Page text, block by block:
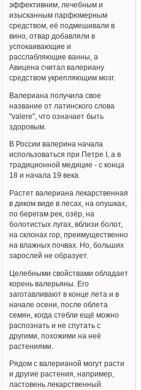
эффективним, лечебным и
изысканным парфюмерным
средством, её подмешивали в
вино, отвар добавляли в
успокаивающие и
расслабляющие ванны, а
Авицена считал валериану
средством укрепляющим мозг.
Валериана получила свое
название от латинского слова
"valere", что означает быть
здоровым.
В России валерина начала
использоваться при Петре I, а в
традиционной медицие - с конца
18 и начала 19 века.
Растет валериана лекарственная
в диком виде в лесах, на опушках,
по берегам рек, озёр, на
болотистых лугах, вблизи болот,
на склонах гор, преимущественно
на влажных почвах. Но, больших
зарослей не образует.
Целебными свойствами обладает
корень валерьяны. Его
заготавливают в конце лета и в
начале осени, после облета
семян, когда стебли ещё можно
распознать и не спутать с
другими, похожими на неё
растениями.
Рядом с валерианой могут расти
и другие растения, например,
ластовень лекарственный.